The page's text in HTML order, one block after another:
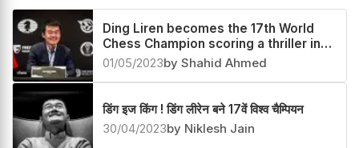
Ding Liren becomes the 17th World
Chess Champion scoring a thriller in
the Playoff
01/05/2023by Shahid Ahmed
डिंग इज किंग ! डिंग लीरेन बने 17वें विश्व चैम्पियन
30/04/2023by Niklesh Jain